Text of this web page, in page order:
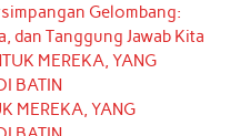
Gelombang:
dan Tanggung Jawab Kita
MEREKA, YANG
BATIN
MEREKA, YANG